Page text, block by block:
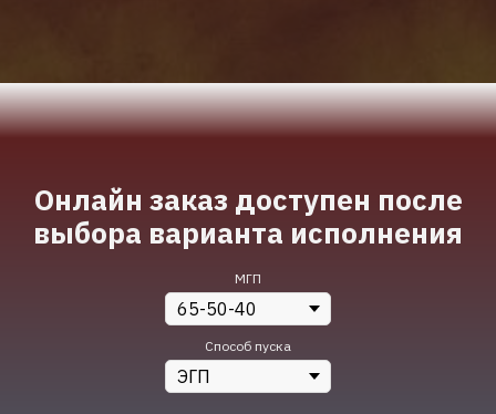
Онлайн заказ доступен после
выбора варианта исполнения
МГП
Способ пуска